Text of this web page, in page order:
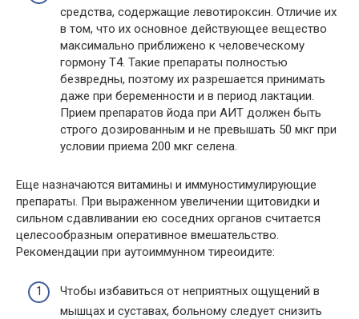
средства, содержащие левотироксин. Отличие их
в том, что их основное действующее вещество
максимально приближено к человеческому
гормону Т4. Такие препараты полностью
безвредны, поэтому их разрешается принимать
даже при беременности и в период лактации.
Прием препаратов йода при АИТ должен быть
строго дозированным и не превышать 50 мкг при
условии приема 200 мкг селена.
Еще назначаются витамины и иммуностимулирующие
препараты. При выраженном увеличении щитовидки и
сильном сдавливании ею соседних органов считается
целесообразным оперативное вмешательство.
Рекомендации при аутоиммунном тиреоидите:
Чтобы избавиться от неприятных ощущений в
мышцах и суставах, больному следует снизить